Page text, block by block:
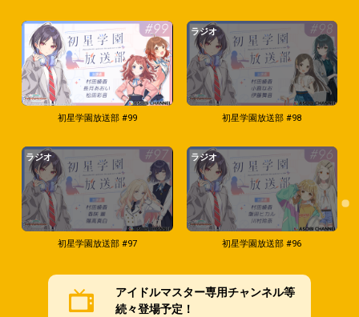
初星学園放送部 #99
ラジオ
初星学園放送部 #98
ラジオ
初星学園放送部 #97
ラジオ
初星学園放送部 #96
アイドルマスター専用チャンネル等
続々登場予定！